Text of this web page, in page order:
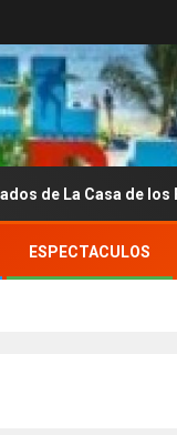
de los Famosos
ESPECTACULOS